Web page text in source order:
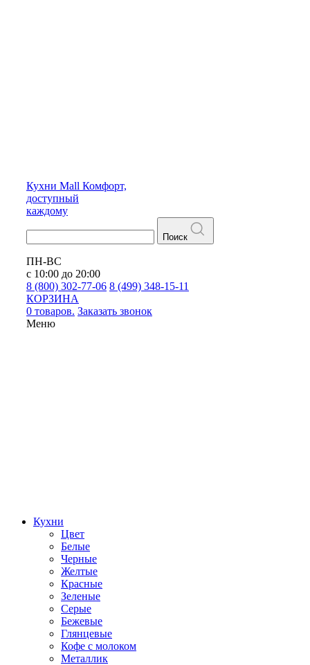
Кухни Mall Комфорт,
доступный
каждому
Поиск
ПН-ВС
с 10:00 до 20:00
8 (800) 302-77-06 8 (499) 348-15-11
КОРЗИНА
0 товаров. Заказать звонок
Меню
Кухни
Цвет
Белые
Черные
Желтые
Красные
Зеленые
Серые
Бежевые
Глянцевые
Кофе с молоком
Металлик